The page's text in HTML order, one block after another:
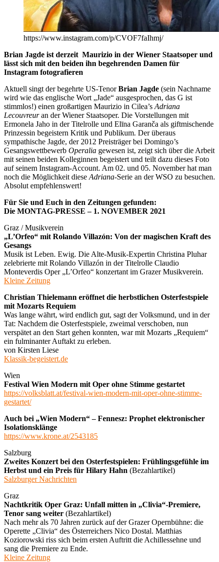
https://www.instagram.com/p/CVOF7faIhmj/
Brian Jagde ist derzeit Maurizio in der Wiener Staatsoper und
lässt sich mit den beiden ihn begehrenden Damen für
Instagram fotografieren
Aktuell singt der begehrte US-TenorBrian Jagde (sein Nachname
wird wie das englische Wort „Jade“ ausgesprochen, das G ist
stimmlos!) einen großartigen Maurizio in Cilea’s Adriana
Lecouvreuran der Wiener Staatsoper. Die Vorstellungen mit
Ermonela Jaho in der Titelrolle und Elīna Garanča als giftmischende
Prinzessin begeistern Kritik und Publikum. Der überaus
sympathische Jagde, der 2012 Preisträger bei Domingo’s
Gesangswettbewerb Operalia gewesen ist, zeigt sich über die Arbeit
mit seinen beiden Kolleginnen begeistert und teilt dazu dieses Foto
auf seinem Instagram-Account. Am 02. und 05. November hat man
noch die Möglichkeit diese Adriana-Serie an der WSO zu besuchen.
Absolut empfehlenswert!
Für Sie und Euch in den Zeitungen gefunden:
Die MONTAG-PRESSE – 1. NOVEMBER 2021
Graz / Musikverein
„L’Orfeo“ mit Rolando Villazón: Von der magischen Kraft des
Gesangs
Musik ist Leben. Ewig. Die Alte-Musik-Expertin Christina Pluhar
zelebrierte mit Rolando Villazón in der Titelrolle Claudio
Monteverdis Oper „L’Orfeo“ konzertant im Grazer Musikverein.
Kleine Zeitung
Christian Thielemann eröffnet die herbstlichen Osterfestspiele
mit Mozarts Requiem
Was lange währt, wird endlich gut, sagt der Volksmund, und in der
Tat: Nachdem die Osterfestspiele, zweimal verschoben, nun
verspätet an den Start gehen konnten, war mit Mozarts „Requiem“
ein fulminanter Auftakt zu erleben.
von Kirsten Liese
Klassik-begeistert.de
Wien
Festival Wien Modern mit Oper ohne Stimme gestartet
https://volksblatt.at/festival-wien-modern-mit-oper-ohne-stimme-
gestartet/
Auch bei „Wien Modern“ – Fennesz: Prophet elektronischer
Isolationsklänge
https://www.krone.at/2543185
Salzburg
Zweites Konzert bei den Osterfestspielen: Frühlingsgefühle im
Herbst und ein Preis für Hilary Hahn (Bezahlartikel)
Salzburger Nachrichten
Graz
Nachtkritik Oper Graz: Unfall mitten in „Clivia“-Premiere,
Tenor sang weiter (Bezahlartikel)
Nach mehr als 70 Jahren zurück auf der Grazer Opernbühne: die
Operette „Clivia“ des Österreichers Nico Dostal. Matthias
Koziorowski riss sich beim ersten Auftritt die Achillessehne und
sang die Premiere zu Ende.
Kleine Zeitung